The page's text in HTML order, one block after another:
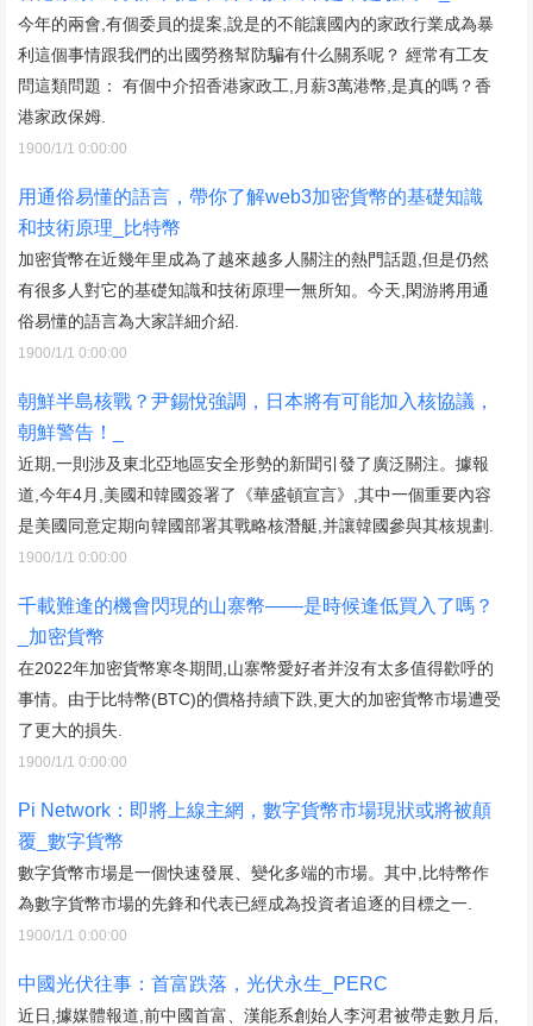
今年的兩會,有個委員的提案,說是的不能讓國內的家政行業成為暴
利這個事情跟我們的出國勞務幫防騙有什么關系呢？ 經常有工友
問這類問題： 有個中介招香港家政工,月薪3萬港幣,是真的嗎？香
港家政保姆.
1900/1/1 0:00:00
用通俗易懂的語言，帶你了解web3加密貨幣的基礎知識
和技術原理_比特幣
加密貨幣在近幾年里成為了越來越多人關注的熱門話題,但是仍然
有很多人對它的基礎知識和技術原理一無所知。今天,閑游將用通
俗易懂的語言為大家詳細介紹.
1900/1/1 0:00:00
朝鮮半島核戰？尹錫悅強調，日本將有可能加入核協議，
朝鮮警告！_
近期,一則涉及東北亞地區安全形勢的新聞引發了廣泛關注。據報
道,今年4月,美國和韓國簽署了《華盛頓宣言》,其中一個重要內容
是美國同意定期向韓國部署其戰略核潛艇,并讓韓國參與其核規劃.
1900/1/1 0:00:00
千載難逢的機會閃現的山寨幣——是時候逢低買入了嗎？
_加密貨幣
在2022年加密貨幣寒冬期間,山寨幣愛好者并沒有太多值得歡呼的
事情。由于比特幣(BTC)的價格持續下跌,更大的加密貨幣市場遭受
了更大的損失.
1900/1/1 0:00:00
Pi Network：即將上線主網，數字貨幣市場現狀或將被顛
覆_數字貨幣
數字貨幣市場是一個快速發展、變化多端的市場。其中,比特幣作
為數字貨幣市場的先鋒和代表已經成為投資者追逐的目標之一.
1900/1/1 0:00:00
中國光伏往事：首富跌落，光伏永生_PERC
近日,據媒體報道,前中國首富、漢能系創始人李河君被帶走數月后,